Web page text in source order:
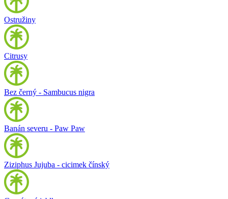
Ostružiny
Citrusy
Bez černý - Sambucus nigra
Banán severu - Paw Paw
Ziziphus Jujuba - cicimek čínský